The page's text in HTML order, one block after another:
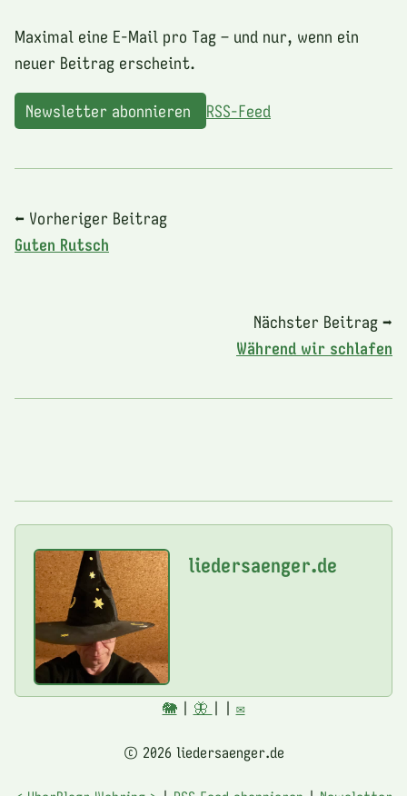
Maximal eine E-Mail pro Tag – und nur, wenn ein
neuer Beitrag erscheint.
Newsletter abonnieren RSS-Feed
⬅ Vorheriger Beitrag
Guten Rutsch
Nächster Beitrag ➡
Während wir schlafen
liedersaenger.de
🐘| 🦋 | | ✉️
© 2026 liedersaenger.de